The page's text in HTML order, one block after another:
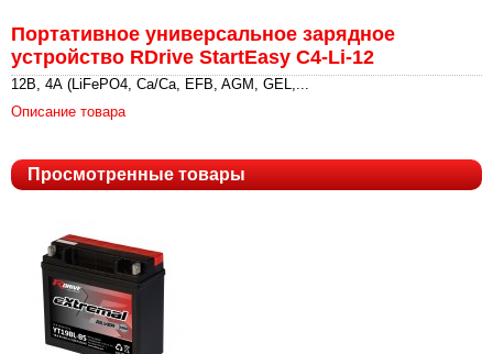
Портативное универсальное зарядное
устройство RDrive StartEasy C4-Li-12
12В, 4А (LiFePO4, Ca/Ca, EFB, AGM, GEL,...
Описание товара
Просмотренные товары